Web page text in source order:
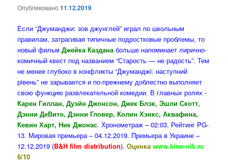
Опубликовано11.12.2019
Если “Джуманджи: зов джунглей” играл по школьным
правилам, затрагивая типичные подростковые проблемы, то
новый фильмДжейка Каздана больше напоминает лирично-
комичный квест под названием “Старость — не радость”. Тем
не менее глубоко в конфликты “Джуманджi: наступний
рiвень” не зарывается и по-прежнему доблестно выполняет
свою функцию развлекательной комедии. В главных ролях -
Карен Гиллан, Дуэйн Джонсон, Джек Блэк, Эшли Скотт,
Дэнни ДеВито, Дэнни Гловер, Колин Хэнкс, Аквафина,
Кевин Харт, Ник Джонас. Хронометраж – 02:03. Рейтинг PG-
13. Мировая премьера – 04.12.2019. Премьера в Украине –
12.12.2019 (B&H film distribution).Оценкаwww.kino-nik.ru
6/10